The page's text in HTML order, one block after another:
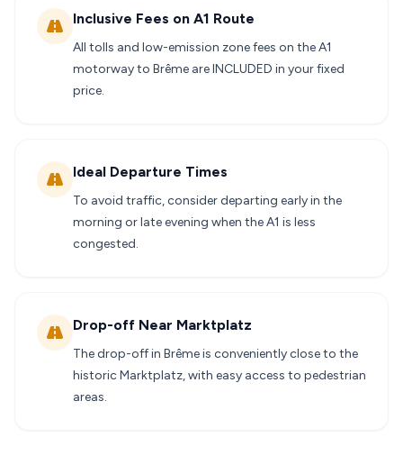
Inclusive Fees on A1 Route
All tolls and low-emission zone fees on the A1
motorway to Brême are INCLUDED in your fixed
price.
Ideal Departure Times
To avoid traffic, consider departing early in the
morning or late evening when the A1 is less
congested.
Drop-off Near Marktplatz
The drop-off in Brême is conveniently close to the
historic Marktplatz, with easy access to pedestrian
areas.